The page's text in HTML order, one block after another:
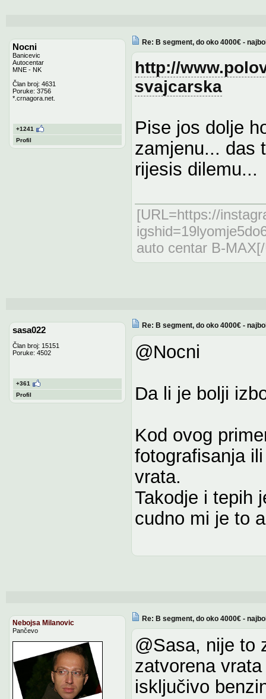
Nocni
Banicevic
Autocentar
MNE - NK
Član broj: 4631
Poruke: 3756
*.crnagora.net.
+1241
Profil
Re: B segment, do oko 4000€ -
http://
svajcarska
Pise jos dolje
zamjenu... das
rijesis dilemu...
[URL=https://
auto centar B-
sasa022
Član broj: 15151
Poruke: 4502
+361
Profil
Re: B segment, do oko 4000€ -
@Nocni
Da li je bolji
Kod ovog
fotografisanja
vrata.
Takodje i tepih
cudno mi je to
Nebojsa Milanovic
Pančevo
Re: B segment, do oko 4000€ -
@Sasa, nije to
zatvorena
isključivo